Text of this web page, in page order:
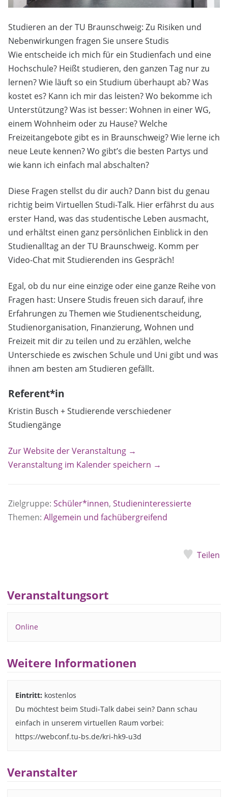
Studieren an der TU Braunschweig: Zu Risiken und
Nebenwirkungen fragen Sie unsere Studis
Wie entscheide ich mich für ein Studienfach und eine
Hochschule? Heißt studieren, den ganzen Tag nur zu
lernen? Wie läuft so ein Studium überhaupt ab? Was
kostet es? Kann ich mir das leisten? Wo bekomme ich
Unterstützung? Was ist besser: Wohnen in einer WG,
einem Wohnheim oder zu Hause? Welche
Freizeitangebote gibt es in Braunschweig? Wie lerne ich
neue Leute kennen? Wo gibt’s die besten Partys und
wie kann ich einfach mal abschalten?
Diese Fragen stellst du dir auch? Dann bist du genau
richtig beim Virtuellen Studi-Talk. Hier erfährst du aus
erster Hand, was das studentische Leben ausmacht,
und erhältst einen ganz persönlichen Einblick in den
Studienalltag an der TU Braunschweig. Komm per
Video-Chat mit Studierenden ins Gespräch!
Egal, ob du nur eine einzige oder eine ganze Reihe von
Fragen hast: Unsere Studis freuen sich darauf, ihre
Erfahrungen zu Themen wie Studienentscheidung,
Studienorganisation, Finanzierung, Wohnen und
Freizeit mit dir zu teilen und zu erzählen, welche
Unterschiede es zwischen Schule und Uni gibt und was
ihnen am besten am Studieren gefällt.
Referent*in
Kristin Busch + Studierende verschiedener
Studiengänge
Zur Website der Veranstaltung →
Veranstaltung im Kalender speichern →
Zielgruppe: Schüler*innen, Studieninteressierte
Themen: Allgemein und fachübergreifend
Teilen
Veranstaltungsort
Online
Weitere Informationen
Eintritt: kostenlos
Du möchtest beim Studi-Talk dabei sein? Dann schau
einfach in unserem virtuellen Raum vorbei:
https://webconf.tu-bs.de/kri-hk9-u3d
Veranstalter